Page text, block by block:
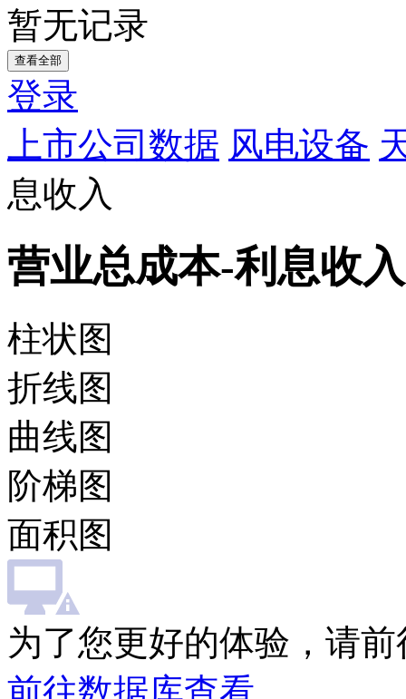
暂无记录
查看全部
登录
上市公司数据 风电设备
息收入
营业总成本-利息收入
柱状图
折线图
曲线图
阶梯图
面积图
为了您更好的体验，请